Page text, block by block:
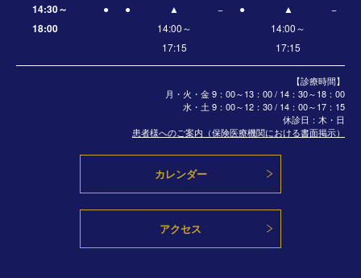
【診療時間】
月・火・金 9：00～13：00 / 14：30～18：00
水・土 9：00～12：30 / 14：00～17：15
休診日：木・日
患者様へのご案内（保険医療機関における書面掲示）
14:30～
18:00
● ●
▲
14:00～
17:15
− ●
▲
14:00～
17:15
−
カレンダー
アクセス